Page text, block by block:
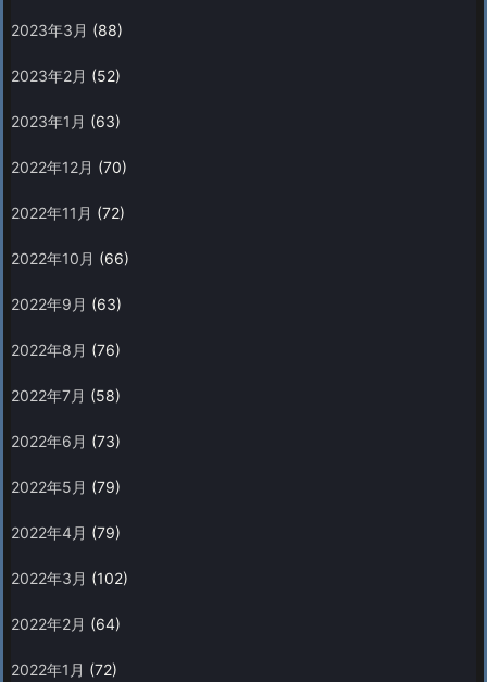
2023年3月 (88)
2023年2月 (52)
2023年1月 (63)
2022年12月 (70)
2022年11月 (72)
2022年10月 (66)
2022年9月 (63)
2022年8月 (76)
2022年7月 (58)
2022年6月 (73)
2022年5月 (79)
2022年4月 (79)
2022年3月 (102)
2022年2月 (64)
2022年1月 (72)